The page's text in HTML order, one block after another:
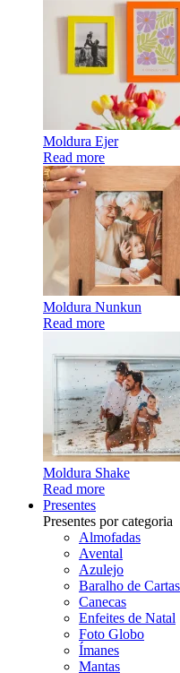
Moldura Ejer
Read more
Moldura Nunkun
Read more
Moldura Shake
Read more
Presentes
Presentes por categoria
Almofadas
Avental
Azulejo
Baralho de Cartas
Canecas
Enfeites de Natal
Foto Globo
Ímanes
Mantas